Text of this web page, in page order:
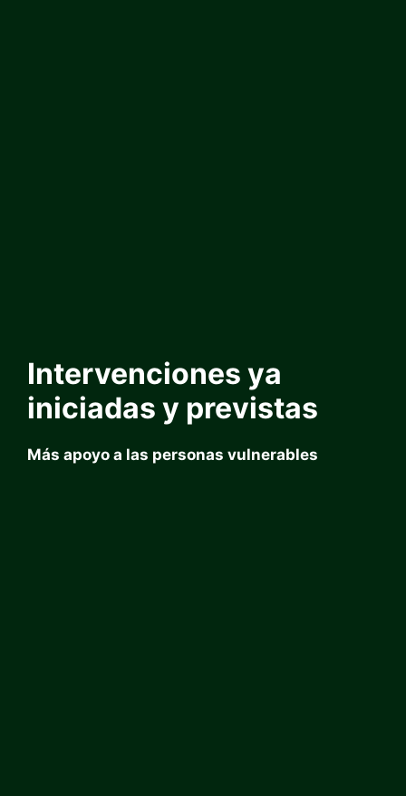
Intervenciones ya
iniciadas y previstas
Más apoyo a las personas vulnerables